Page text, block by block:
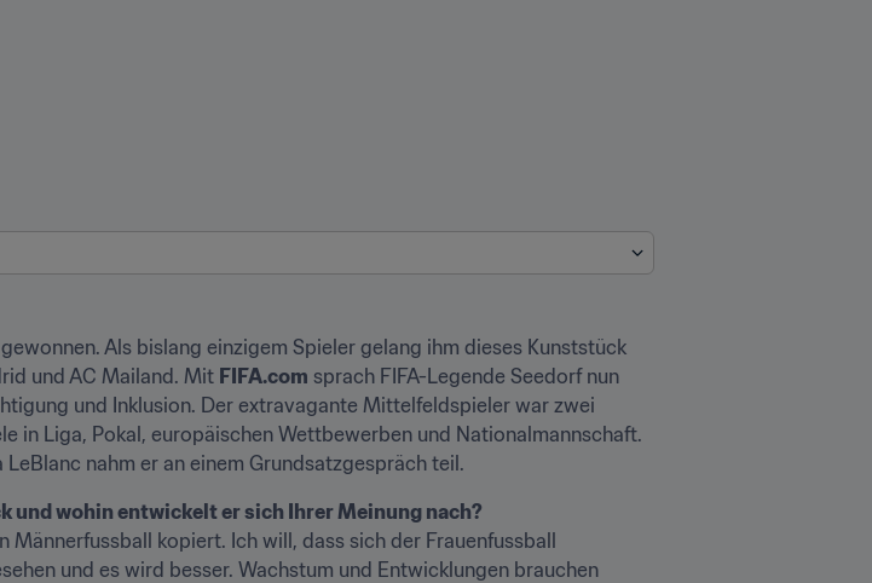
Als bislang einzigem Spieler gelang ihm dieses Kunststück
und AC Mailand. Mit FIFA.com sprach FIFA-Legende Seedorf nun
und Inklusion. Der extravagante Mittelfeldspieler war zwei
in Liga, Pokal, europäischen Wettbewerben und Nationalmannschaft.
nahm er an einem Grundsatzgespräch teil.
und wohin entwickelt er sich Ihrer Meinung nach?
Männerfussball kopiert. Ich will, dass sich der Frauenfussball
und es wird besser. Wachstum und Entwicklungen brauchen